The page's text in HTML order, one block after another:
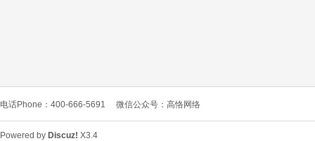
L
电话Phone：400-666-5691 微信公众号：高恪网络
Powered by Discuz! X3.4